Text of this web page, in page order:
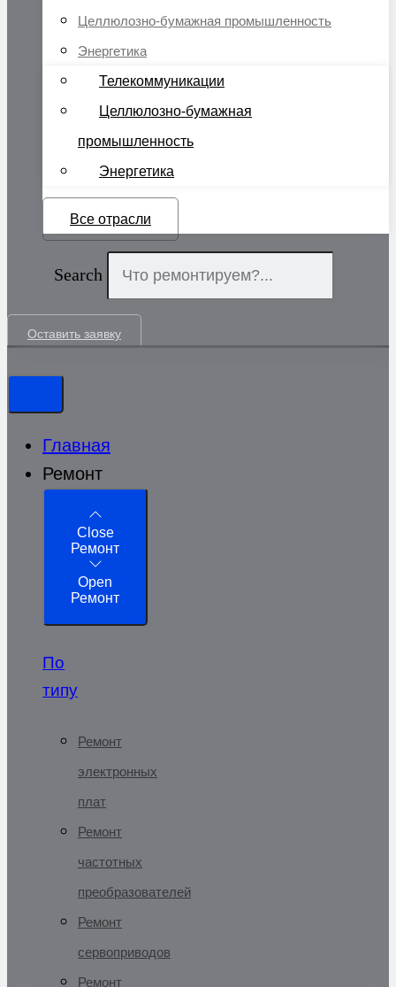
Целлюлозно-бумажная промышленность
Энергетика
Телекоммуникации
Целлюлозно-бумажная
промышленность
Энергетика
Все отрасли
Search
Оставить заявку
Главная
Ремонт
Close
Ремонт
Open
Ремонт
По
типу
Ремонт
электронных
плат
Ремонт
частотных
преобразователей
Ремонт
сервоприводов
Ремонт